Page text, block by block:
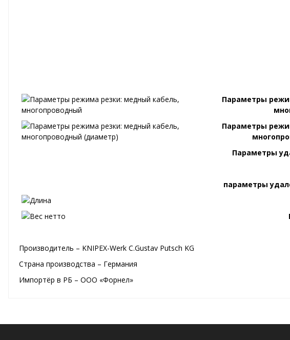
Параметры
Параметры
Параметры
параметры
Производитель – KNIPEX-Werk C.Gustav Putsch KG
Страна производства – Германия
Импортёр в РБ – ООО «Форнел»